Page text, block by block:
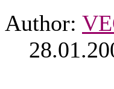
Author: